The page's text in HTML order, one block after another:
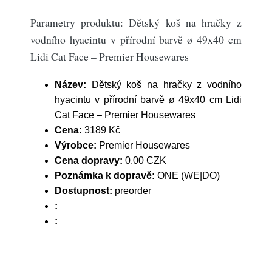
Parametry produktu: Dětský koš na hračky z
vodního hyacintu v přírodní barvě ø 49x40 cm
Lidi Cat Face – Premier Housewares
Název: Dětský koš na hračky z vodního
hyacintu v přírodní barvě ø 49x40 cm Lidi
Cat Face – Premier Housewares
Cena: 3189 Kč
Výrobce: Premier Housewares
Cena dopravy: 0.00 CZK
Poznámka k dopravě: ONE (WE|DO)
Dostupnost: preorder
:
: